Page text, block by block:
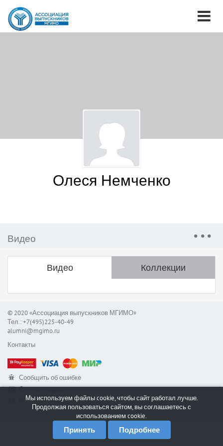
Олеся Немченко
Видео
Видео Коллекции
© 2020 «Ассоциация выпускников МГИМО»
Тел.: +7(495)225-40-49
alumni@mgimo.ru
Контакты
Сообщить об ошибке
Служба поддержки
RSSМы используем файлы cookie, чтобы сайт работал лучше.
Продолжая пользоваться сайтом, вы соглашаетесь с
использованием cookie.
Принять Подробнее